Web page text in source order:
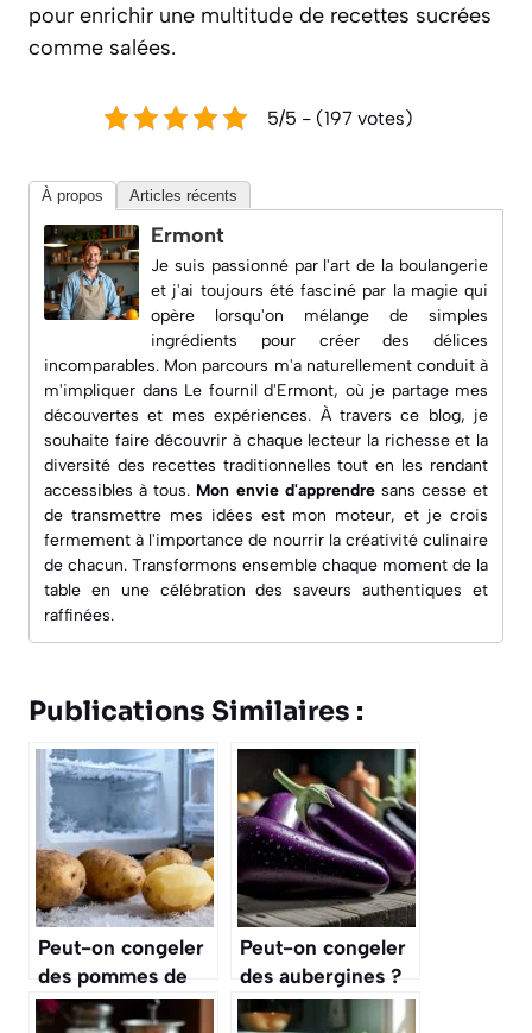
pour enrichir une multitude de recettes sucrées
comme salées.
5/5 - (197 votes)
À propos Articles récents
Ermont
Je suis passionné par l'art de la boulangerie
et j'ai toujours été fasciné par la magie qui
opère lorsqu'on mélange de simples
ingrédients pour créer des délices
incomparables. Mon parcours m'a naturellement conduit à
m'impliquer dans Le fournil d'Ermont, où je partage mes
découvertes et mes expériences. À travers ce blog, je
souhaite faire découvrir à chaque lecteur la richesse et la
diversité des recettes traditionnelles tout en les rendant
accessibles à tous. Mon envie d'apprendresans cesse et
de transmettre mes idées est mon moteur, et je crois
fermement à l'importance de nourrir la créativité culinaire
de chacun. Transformons ensemble chaque moment de la
table en une célébration des saveurs authentiques et
raffinées.
Publications Similaires :
Peut-on congeler
des pommes de
terre ?
Peut-on congeler
des aubergines ?